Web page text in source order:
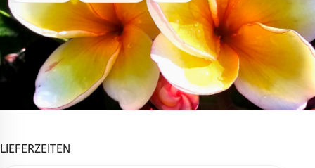
LIEFERZEITEN